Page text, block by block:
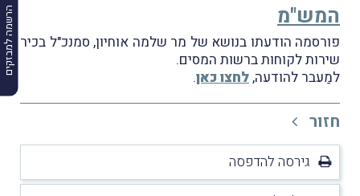
הרשמה למבזקים
המש"מ
פורסמה הודעתו בנושא של מר שלמה אוחיון, סמנכ"ל בכיר
שירות לקוחות ברשות המסים.
למַעבר להודעה,לחצו כאן.
חזור
גירסה להדפסה